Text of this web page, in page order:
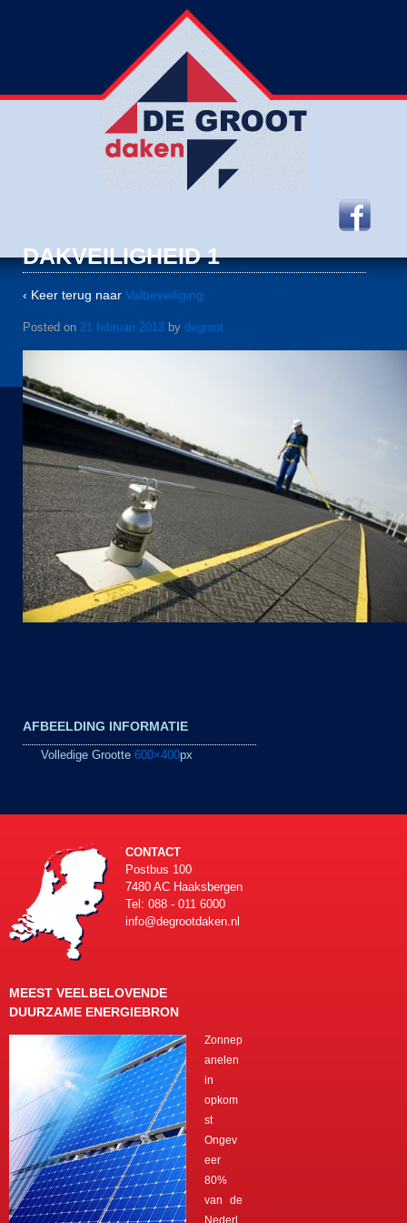
DAKVEILIGHEID 1
‹ Keer terug naar Valbeveiliging
Posted on 21 februari 2013 by degroot
AFBEELDING INFORMATIE
Volledige Grootte 600×400px
CONTACT
Postbus 100
7480 AC Haaksbergen
Tel: 088 - 011 6000
info@degrootdaken.nl
MEEST VEELBELOVENDE
DUURZAME ENERGIEBRON
Zonnep
anelen
in
opkom
st
Ongev
eer
80%
van de
Nederl